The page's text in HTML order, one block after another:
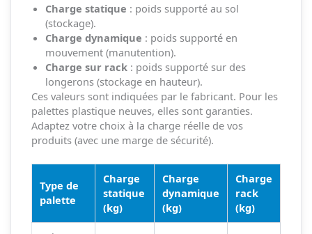
Charge statique : poids supporté au sol
(stockage).
Charge dynamique : poids supporté en
mouvement (manutention).
Charge sur rack: poids supporté sur des
longerons (stockage en hauteur).
Ces valeurs sont indiquées par le fabricant. Pour les
palettes plastique neuves, elles sont garanties.
Adaptez votre choix à la charge réelle de vos
produits (avec une marge de sécurité).
Type de
palette
Charge
statique
(kg)
Charge
dynamique
(kg)
Charge
rack
(kg)